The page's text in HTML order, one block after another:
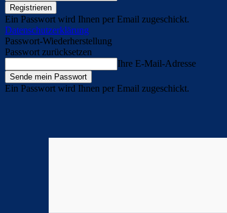
Ein Passwort wird Ihnen per Email zugeschickt.
Datenschutzerklärung
Passwort-Wiederherstellung
Passwort zurücksetzen
Ihre E-Mail-Adresse
Ein Passwort wird Ihnen per Email zugeschickt.